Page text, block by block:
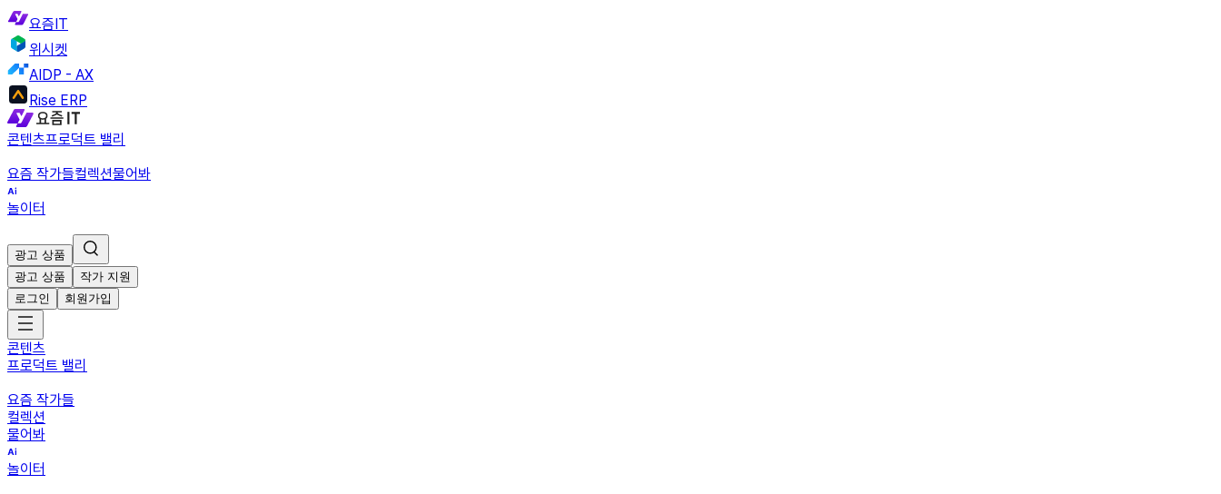
요즘IT
위시켓
AIDP - AX
Rise ERP
콘텐츠프로덕트 밸리
요즘 작가들컬렉션물어봐
놀이터
광고 상품
광고 상품
작가 지원
로그인
회원가입
콘텐츠
프로덕트 밸리
요즘 작가들
컬렉션
물어봐
놀이터